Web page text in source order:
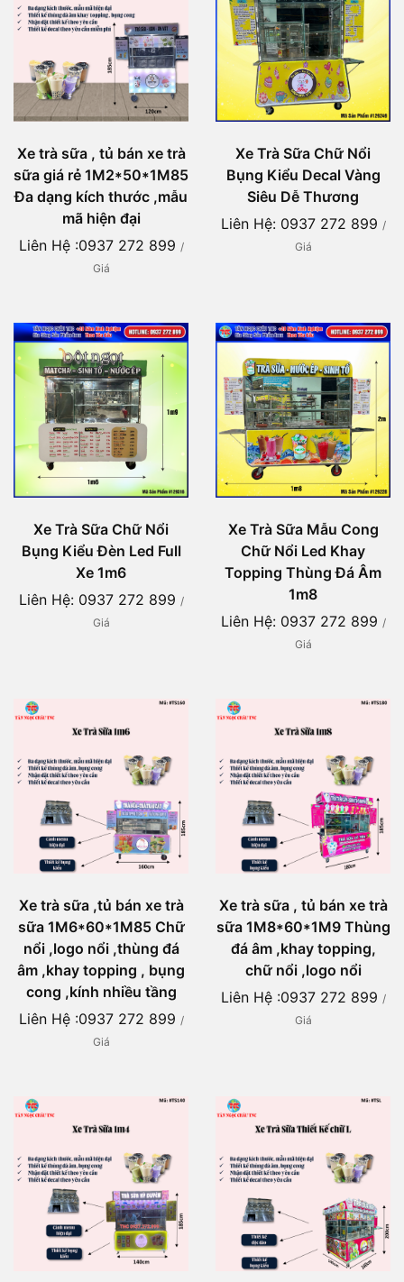
Xe trà sữa , tủ bán xe trà
sữa giá rẻ 1M2*50*1M85
Đa dạng kích thước ,mẫu
mã hiện đại
Liên Hệ :0937 272 899 /
Giá
Xe Trà Sữa Chữ Nổi
Bụng Kiểu Decal Vàng
Siêu Dễ Thương
Liên Hệ: 0937 272 899 /
Giá
Xe Trà Sữa Chữ Nổi
Bụng Kiểu Đèn Led Full
Xe 1m6
Liên Hệ: 0937 272 899 /
Giá
Xe Trà Sữa Mẫu Cong
Chữ Nổi Led Khay
Topping Thùng Đá Âm
1m8
Liên Hệ: 0937 272 899 /
Giá
Xe trà sữa ,tủ bán xe trà
sữa 1M6*60*1M85 Chữ
nổi ,logo nổi ,thùng đá
âm ,khay topping , bụng
cong ,kính nhiều tầng
Liên Hệ :0937 272 899 /
Giá
Xe trà sữa , tủ bán xe trà
sữa 1M8*60*1M9 Thùng
đá âm ,khay topping,
chữ nổi ,logo nổi
Liên Hệ :0937 272 899 /
Giá